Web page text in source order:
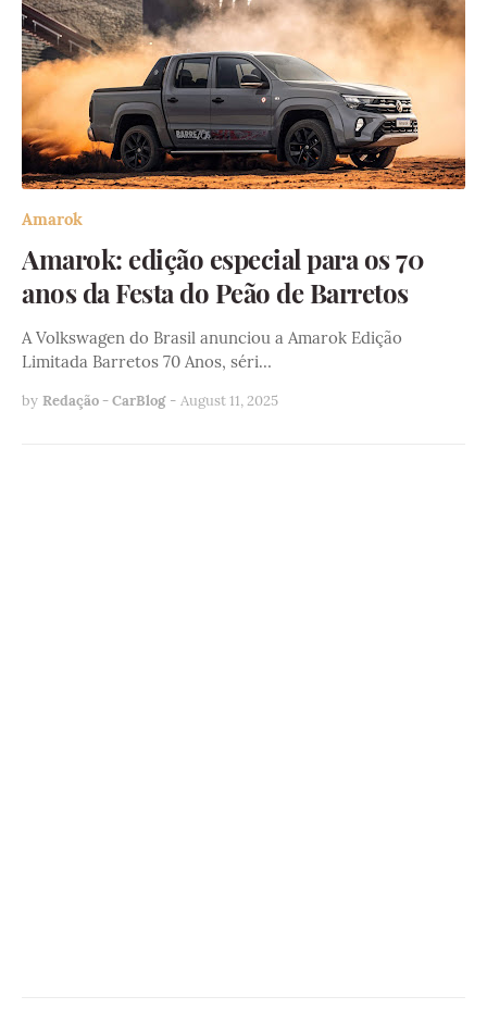
Amarok
Amarok: edição especial para os 70
anos da Festa do Peão de Barretos
A Volkswagen do Brasil anunciou a Amarok Edição
Limitada Barretos 70 Anos, séri…
by Redação - CarBlog - August 11, 2025